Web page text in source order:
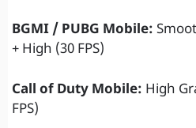
BGMI / PUBG Mobile:
+ High (30 FPS)
Call of Duty Mobile: High
FPS)